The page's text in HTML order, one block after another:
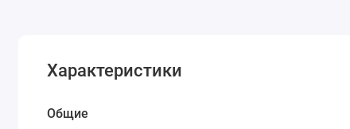
Характеристики
Общие